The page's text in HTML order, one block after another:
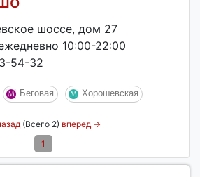
шоссе, дом 27
10:00-22:00
54-32
Беговая Хорошевская
(Всего 2) вперед→
1